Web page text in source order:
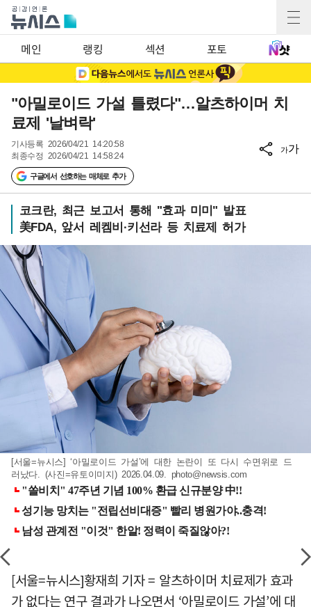
메인 랭킹 섹션 포토
"아밀로이드 가설 틀렸다"…알츠하이머 치
료제 '날벼락'
기사등록 2026/04/21 14:20:58
최종수정 2026/04/21 14:58:24
구글에서 선호하는 매체로 추가
가가
코크란, 최근 보고서 통해 "효과 미미" 발표
美FDA, 앞서 레켐비·키선라 등 치료제 허가
[서울=뉴시스] ‘아밀로이드 가설’에 대한 논란이 또 다시 수면위로 드
러났다. (사진=유토이미지) 2026.04.09. photo@newsis.com
[서울=뉴시스]황재희 기자 = 알츠하이머 치료제가 효과
가 없다는 연구 결과가 나오면서 ‘아밀로이드 가설’에 대